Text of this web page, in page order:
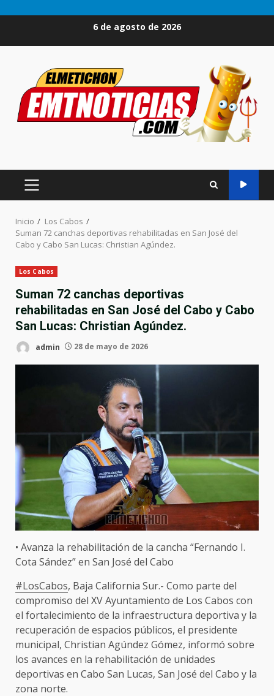
6 de agosto de 2026
MENÚ
PRINCIPAL
Inicio
Los Cabos
Suman 72 canchas deportivas rehabilitadas en San José del
Cabo y Cabo San Lucas: Christian Agúndez.
Los Cabos
Suman 72 canchas deportivas
rehabilitadas en San José del Cabo y Cabo
San Lucas: Christian Agúndez.
admin 28 de mayo de 2026
• Avanza la rehabilitación de la cancha “Fernando I.
Cota Sández” en San José del Cabo
#LosCabos, Baja California Sur.- Como parte del
compromiso del XV Ayuntamiento de Los Cabos con
el fortalecimiento de la infraestructura deportiva y la
recuperación de espacios públicos, el presidente
municipal, Christian Agúndez Gómez, informó sobre
los avances en la rehabilitación de unidades
deportivas en Cabo San Lucas, San José del Cabo y la
zona norte.